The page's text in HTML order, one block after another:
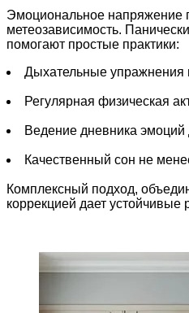
Эмоциональное напряжение
метеозависимость.
помогают простые практики:
Дыхательные упражнения
Регулярная физическая
Ведение дневника эмоций
Качественный сон не
Комплексный подход,
коррекцией дает устойчивые